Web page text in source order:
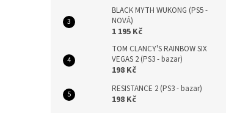
BLACK MYTH WUKONG (PS5 -
NOVÁ)
1 195 Kč
TOM CLANCY'S RAINBOW SIX
VEGAS 2 (PS3 - bazar)
198 Kč
RESISTANCE 2 (PS3 - bazar)
198 Kč